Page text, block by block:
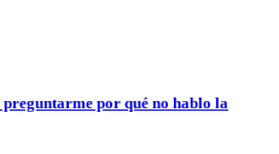
por qué no hablo la